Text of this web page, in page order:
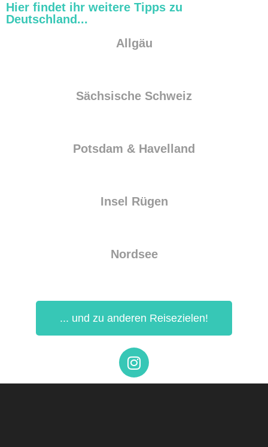
Hier findet ihr weitere Tipps zu
Deutschland...
Allgäu
Sächsische Schweiz
Potsdam & Havelland
Insel Rügen
Nordsee
... und zu anderen Reisezielen!